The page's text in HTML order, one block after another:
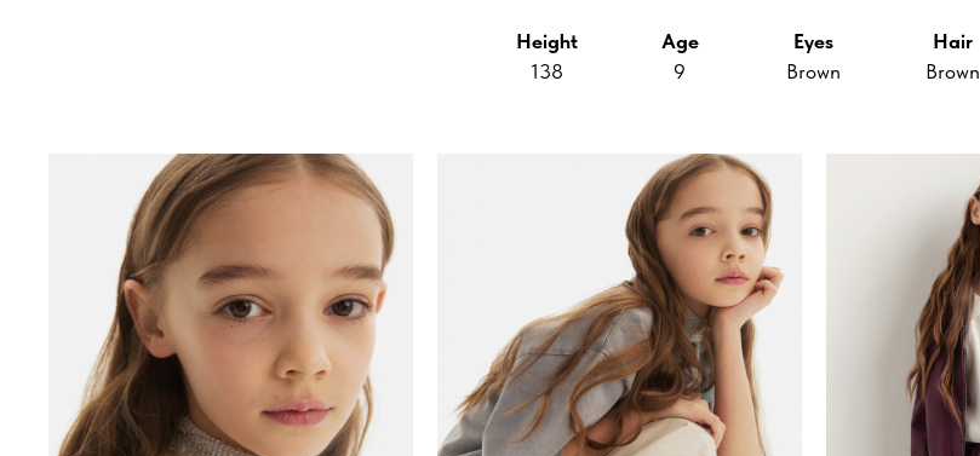
Height
138
Hair
Brown
Eyes
Brown
Age
9